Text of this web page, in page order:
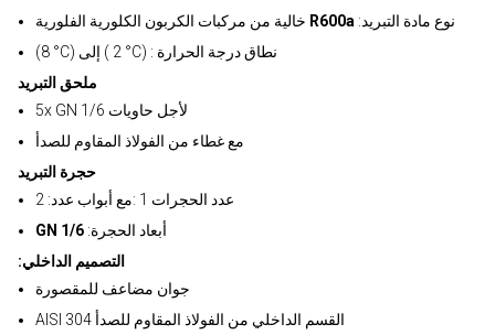
R600a :نوع مادة التبريد
(8 °C) إلى ( 2 °C) : نطاق درجة الحرارة
ملحق التبريد
5x GN 1/6 لأجل حاويات
مع غطاء من الفولاذ المقاوم للصدأ
حجرة التبريد
2 :عدد الحجرات 1 :مع أبواب عدد
GN 1/6 :أبعاد الحجرة
:التصميم الداخلي
جوان مضاعف للمقصورة
AISI 304 القسم الداخلي من الفولاذ المقاوم للصدأ